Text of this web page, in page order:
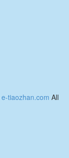
e-tiaozhan.com All